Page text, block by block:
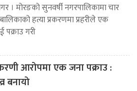
। मोरङको सुनवर्षी नगरपालिकामा चार
बालिकाको हत्या प्रकरणमा प्रहरीले एक
पक्राउ गरी
आरोपमा एक जना पक्राउ :
बनायो